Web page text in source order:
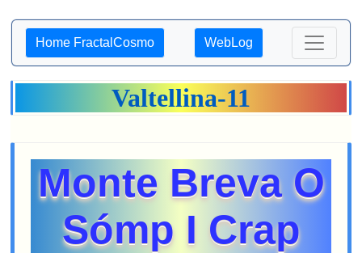
Home FractalCosmo WebLog
Valtellina-11
Monte Breva O
Sómp I Crap